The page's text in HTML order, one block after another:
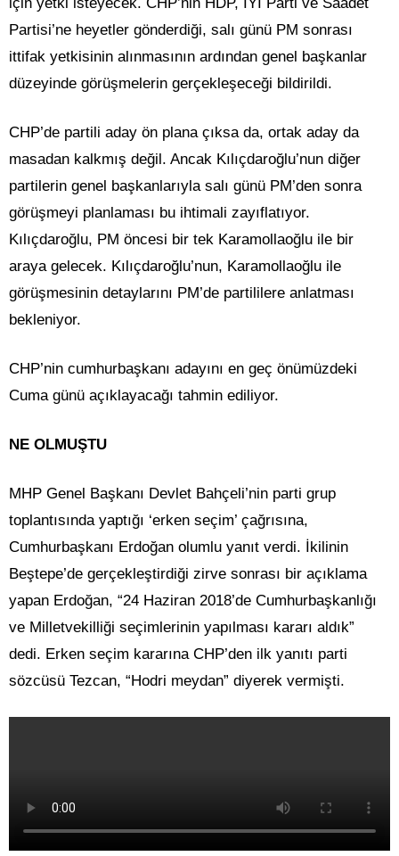
Partisi’ne heyetler gönderdiği, salı günü PM sonrası
ittifak yetkisinin alınmasının ardından genel başkanlar
düzeyinde görüşmelerin gerçekleşeceği bildirildi.
CHP’de partili aday ön plana çıksa da, ortak aday da
masadan kalkmış değil. Ancak Kılıçdaroğlu’nun diğer
partilerin genel başkanlarıyla salı günü PM’den sonra
görüşmeyi planlaması bu ihtimali zayıflatıyor.
Kılıçdaroğlu, PM öncesi bir tek Karamollaoğlu ile bir
araya gelecek. Kılıçdaroğlu’nun, Karamollaoğlu ile
görüşmesinin detaylarını PM’de partililere anlatması
bekleniyor.
CHP’nin cumhurbaşkanı adayını en geç önümüzdeki
Cuma günü açıklayacağı tahmin ediliyor.
NE OLMUŞTU
MHP Genel Başkanı Devlet Bahçeli’nin parti grup
toplantısında yaptığı ‘erken seçim’ çağrısına,
Cumhurbaşkanı Erdoğan olumlu yanıt verdi. İkilinin
Beştepe’de gerçekleştirdiği zirve sonrası bir açıklama
yapan Erdoğan, “24 Haziran 2018’de Cumhurbaşkanlığı
ve Milletvekilliği seçimlerinin yapılması kararı aldık”
dedi. Erken seçim kararına CHP’den ilk yanıtı parti
sözcüsü Tezcan, “Hodri meydan” diyerek vermişti.